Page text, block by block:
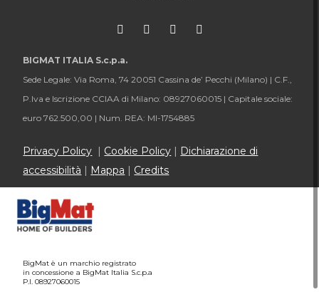
BIGMAT ITALIA S.c.p.a.
Sede Legale: Via Roma, 74 20051 Cassina de’ Pecchi (Milano) | C.F.,
P.Iva e Iscrizione CCIAA di Milano: 08927060015 | Capitale sociale:
euro 762.500,00 | Num. REA: MI-1754885
Privacy Policy | Cookie Policy | Dichiarazione di
accessibilità | Mappa | Credits
BigMat è un marchio registrato
in concessione a BigMat Italia S.c.p.a
P.I. 08927060015